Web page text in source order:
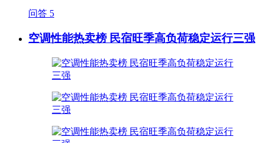
问答 5
空调性能热卖榜 民宿旺季高负荷稳定运行三强